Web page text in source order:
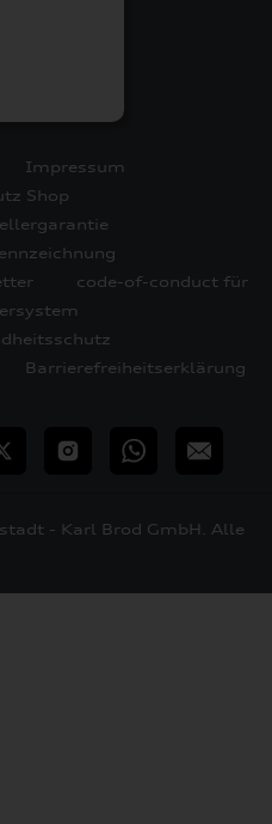
Impressum
Shop
code-of-conduct für
Barrierefreiheitserklärung
InstagramWhatsApp
E-
- Karl Brod GmbH. Alle